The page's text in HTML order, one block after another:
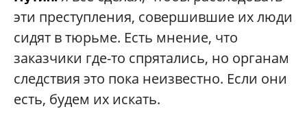
эти преступления, совершившие их люди
сидят в тюрьме. Есть мнение, что
заказчики где-то спрятались, но органам
следствия это пока неизвестно. Если они
есть, будем их искать.